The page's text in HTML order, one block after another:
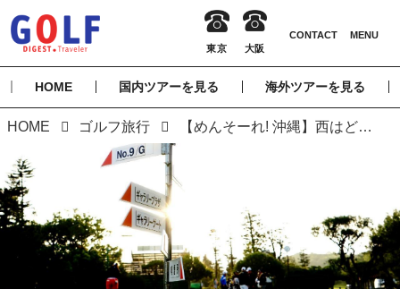
HOME 国内ツアーを見る 海外ツアーを見る
HOME ゴルフ旅行 【めんそーれ! 沖縄】西はどっちだ? 沖縄ゴルフは「傾斜+芝目+方角」で読む。南国バミューダ芝のグリーン攻略裏ワザ